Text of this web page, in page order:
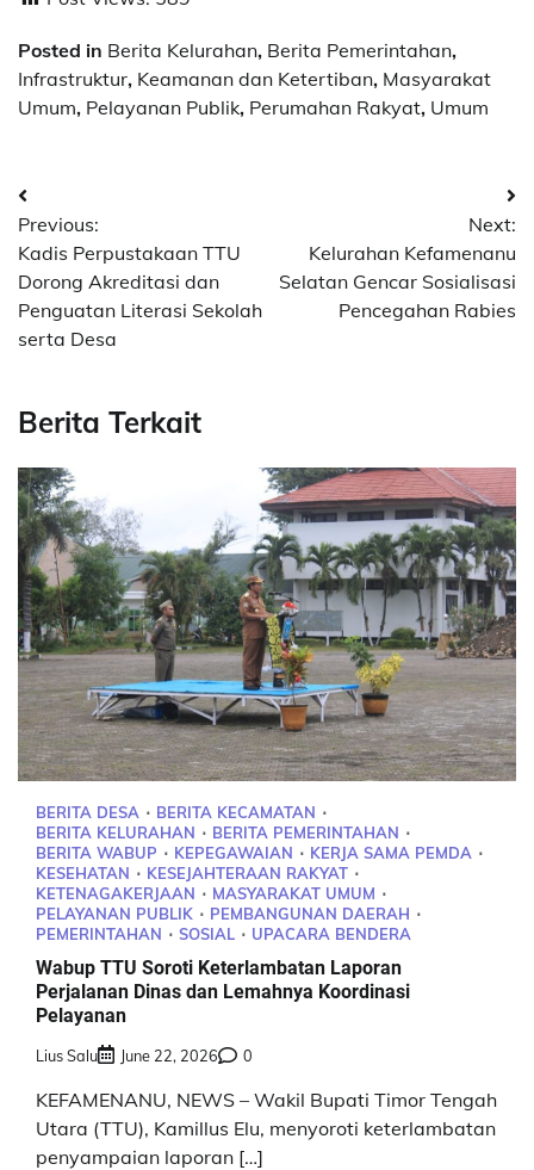
Posted in Berita Kelurahan, Berita Pemerintahan,
Infrastruktur, Keamanan dan Ketertiban, Masyarakat
Umum, Pelayanan Publik, Perumahan Rakyat, Umum
Post
navigation
Previous:
Kadis Perpustakaan TTU
Dorong Akreditasi dan
Penguatan Literasi Sekolah
serta Desa
Next:
Kelurahan Kefamenanu
Selatan Gencar Sosialisasi
Pencegahan Rabies
Berita Terkait
BERITA DESA
BERITA KECAMATAN
BERITA KELURAHAN
BERITA PEMERINTAHAN
BERITA WABUP
KEPEGAWAIAN
KERJA SAMA PEMDA
KESEHATAN
KESEJAHTERAAN RAKYAT
KETENAGAKERJAAN
MASYARAKAT UMUM
PELAYANAN PUBLIK
PEMBANGUNAN DAERAH
PEMERINTAHAN
SOSIAL UPACARA BENDERA
Wabup TTU Soroti Keterlambatan Laporan
Perjalanan Dinas dan Lemahnya Koordinasi
Pelayanan
Lius Salu June 22, 2026 0
KEFAMENANU, NEWS – Wakil Bupati Timor Tengah
Utara (TTU), Kamillus Elu, menyoroti keterlambatan
penyampaian laporan […]